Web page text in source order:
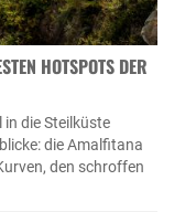
HOTSPOTS DER A
in die Steilküste
die Amalfitana
den schroffen